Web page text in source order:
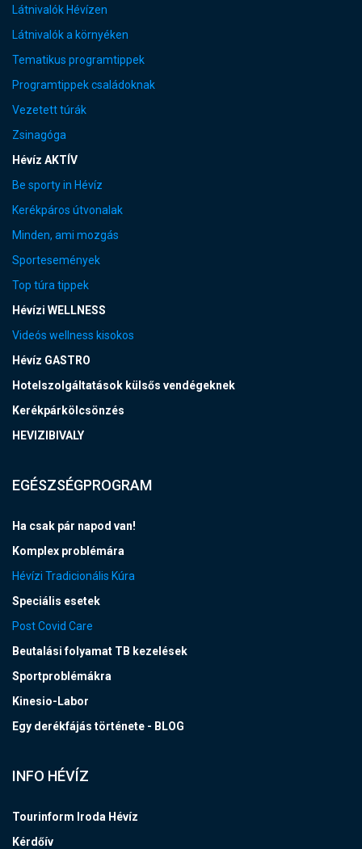
Látnivalók Hévízen
Látnivalók a környéken
Tematikus programtippek
Programtippek családoknak
Vezetett túrák
Zsinagóga
Hévíz AKTÍV
Be sporty in Hévíz
Kerékpáros útvonalak
Minden, ami mozgás
Sportesemények
Top túra tippek
Hévízi WELLNESS
Videós wellness kisokos
Hévíz GASTRO
Hotelszolgáltatások külsős vendégeknek
Kerékpárkölcsönzés
HEVIZIBIVALY
EGÉSZSÉGPROGRAM
Ha csak pár napod van!
Komplex problémára
Hévízi Tradicionális Kúra
Speciális esetek
Post Covid Care
Beutalási folyamat TB kezelések
Sportproblémákra
Kinesio-Labor
Egy derékfájás története - BLOG
INFO HÉVÍZ
Tourinform Iroda Hévíz
Kérdőív